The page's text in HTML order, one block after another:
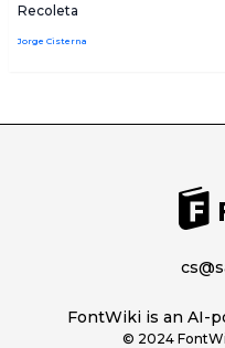
Recoleta
Jorge Cisterna
FontWiki is an AI-
© 2024